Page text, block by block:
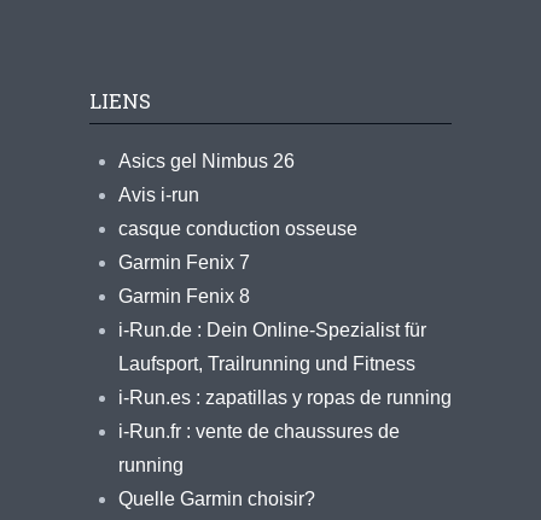
LIENS
Asics gel Nimbus 26
Avis i-run
casque conduction osseuse
Garmin Fenix 7
Garmin Fenix 8
i-Run.de : Dein Online-Spezialist für
Laufsport, Trailrunning und Fitness
i-Run.es : zapatillas y ropas de running
i-Run.fr : vente de chaussures de
running
Quelle Garmin choisir?